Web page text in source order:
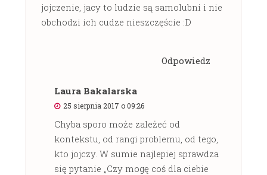
jojczenie, jacy to ludzie są samolubni i nie
obchodzi ich cudze nieszczęście :D
Odpowiedz
Laura Bakalarska
25 sierpnia 2017 o 09:26
Chyba sporo może zależeć od
kontekstu, od rangi problemu, od tego,
kto jojczy. W sumie najlepiej sprawdza
się pytanie „Czy mogę coś dla ciebie